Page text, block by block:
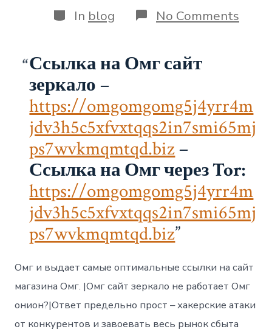
Categories
In blog No Comments
Ссылка на Омг сайт
зеркало –
https://omgomgomg5j4yrr4m
jdv3h5c5xfvxtqqs2in7smi65mj
ps7wvkmqmtqd.biz–
Ссылка на Омг через Tor:
https://omgomgomg5j4yrr4m
jdv3h5c5xfvxtqqs2in7smi65mj
ps7wvkmqmtqd.biz
Омг и выдает самые оптимальные ссылки на сайт
магазина Омг. |Омг сайт зеркало не работает Омг
онион?|Ответ предельно прост – хакерские атаки
от конкурентов и завоевать весь рынок сбыта